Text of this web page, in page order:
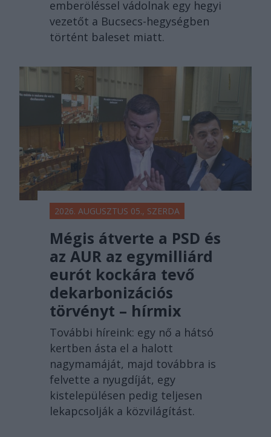
emberöléssel vádolnak egy hegyi
vezetőt a Bucsecs-hegységben
történt baleset miatt.
2026. AUGUSZTUS 05., SZERDA
Mégis átverte a PSD és
az AUR az egymilliárd
eurót kockára tevő
dekarbonizációs
törvényt – hírmix
További híreink: egy nő a hátsó
kertben ásta el a halott
nagymamáját, majd továbbra is
felvette a nyugdíját, egy
kistelepülésen pedig teljesen
lekapcsolják a közvilágítást.